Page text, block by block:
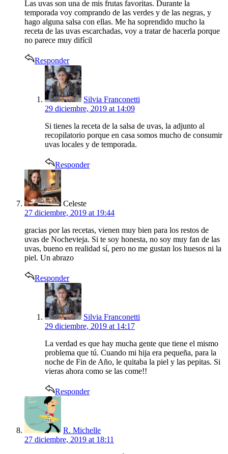
Las uvas son una de mis frutas favoritas. Durante la
temporada voy comprando de las verdes y de las negras, y
hago alguna salsa con ellas. Me ha soprendido mucho la
receta de las uvas escarchadas, voy a tratar de hacerla porque
no parece muy difícil
Responder
says:
Silvia Franconetti
29 diciembre, 2019 at 14:09
Si tienes la receta de la salsa de uvas, la adjunto al
recopilatorio porque en casa somos mucho de consumir
uvas locales y de temporada.
Responder
Celeste
27 diciembre, 2019 at 19:44
gracias por las recetas, vienen muy bien para los restos de
uvas de Nochevieja. Si te soy honesta, no soy muy fan de las
uvas, bueno en realidad sí, pero no me gustan los huesos ni la
piel. Un abrazo
Responder
says:
Silvia Franconetti
29 diciembre, 2019 at 14:17
La verdad es que hay mucha gente que tiene el mismo
problema que tú. Cuando mi hija era pequeña, para la
noche de Fin de Año, le quitaba la piel y las pepitas. Si
vieras ahora como se las come!!
Responder
R. Michelle
27 diciembre, 2019 at 18:11